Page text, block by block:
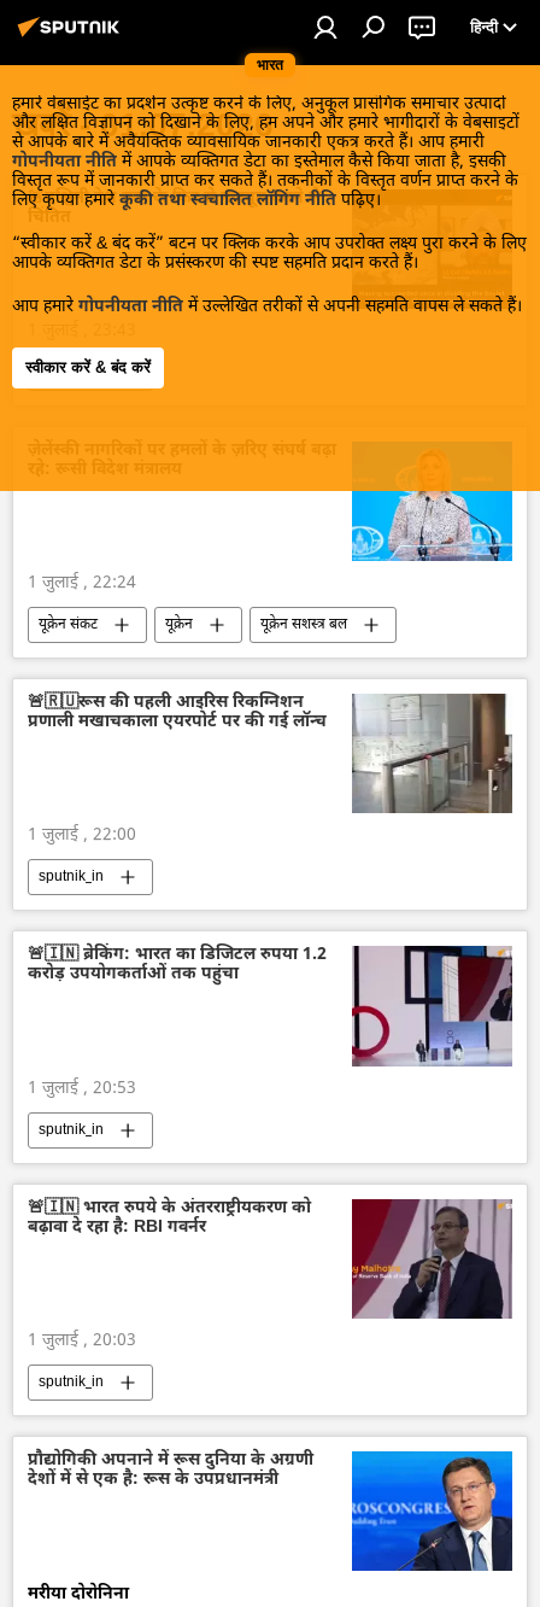
भारत
हिन्दी
हमारे वेबसाईट का प्रदर्शन उत्कृष्ट करने के लिए, अनुकूल प्रासंगिक समाचार उत्पादों
और लक्षित विज्ञापन को दिखाने के लिए, हम अपने और हमारे भागीदारों के वेबसाइटों
से आपके बारे में अवैयक्तिक व्यावसायिक जानकारी एकत्र करते हैं। आप हमारी
गोपनीयता नीति में आपके व्यक्तिगत डेटा का इस्तेमाल कैसे किया जाता है, इसकी
विस्तृत रूप में जानकारी प्राप्त कर सकते हैं। तकनीकों के विस्तृत वर्णन प्राप्त करने के
लिए कृपया हमारे कूकी तथा स्वचालित लॉगिंग नीति पढ़िए।
“स्वीकार करें & बंद करें” बटन पर क्लिक करके आप उपरोक्त लक्ष्य पुरा करने के लिए
आपके व्यक्तिगत डेटा के प्रसंस्करण की स्पष्ट सहमति प्रदान करते हैं।
आप हमारे गोपनीयता नीति में उल्लेखित तरीकों से अपनी सहमति वापस ले सकते हैं।
स्वीकार करें & बंद करें
खबरें - 01.07.2026
🚨पश्चिमी देश रूस के फिर से मजबूत बनने से
चिंतित
sputnik_in
1 जुलाई , 22:24
यूक्रेन संकट यूक्रेन
यूक्रेन सशस्त्र बल
रूस
रूसी सैन्य तकनीक
रूसी सेना
रक्षा मंत्रालय (MoD)
🚨🇷🇺रूस की पहली आइरिस रिकग्निशन
प्रणाली मखाचकाला एयरपोर्ट पर की गई लॉन्च
1 जुलाई , 22:00
sputnik_in
🚨🇮🇳 ब्रेकिंग: भारत का डिजिटल रुपया 1.2
करोड़ उपयोगकर्ताओं तक पहुंचा
1 जुलाई , 20:53
sputnik_in
🚨🇮🇳 भारत रुपये के अंतरराष्ट्रीयकरण को
बढ़ावा दे रहा है: RBI गवर्नर
1 जुलाई , 20:03
sputnik_in
प्रौद्योगिकी अपनाने में रूस दुनिया के अग्रणी
देशों में से एक है: रूस के उपप्रधानमंत्री
मरीया दोरोनिना